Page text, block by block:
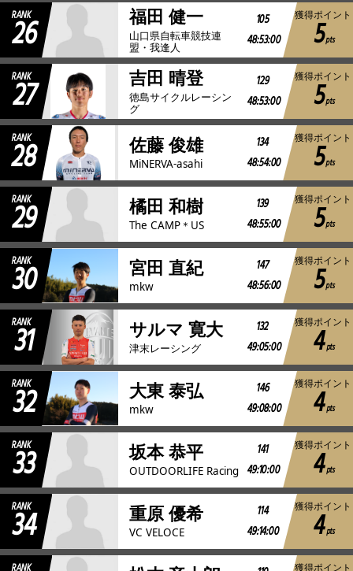
RANK
26 福田 健一
山口県自転車競技連
盟・我逢人
105
48:53:00
獲得ポイント
5pts
RANK
27 吉田 晴登
徳島サイクルレーシン
グ
129
48:53:00
獲得ポイント
5pts
RANK
28 佐藤 俊雄
MiNERVA-asahi
134
48:54:00
獲得ポイント
5pts
RANK
29 橘田 和樹
The CAMP＊US
139
48:55:00
獲得ポイント
5pts
RANK
30 宮田 直紀
mkw
147
48:56:00
獲得ポイント
5pts
RANK
31 サルマ 寛大
津末レーシング
132
49:05:00
獲得ポイント
4 pts
RANK
32 大東 泰弘
mkw
146
49:08:00
獲得ポイント
4 pts
RANK
33 坂本 恭平
OUTDOORLIFE Racing
141
49:10:00
獲得ポイント
4 pts
RANK
34 重原 優希
VC VELOCE
114
49:14:00
獲得ポイント
4 pts
獲得ポイント